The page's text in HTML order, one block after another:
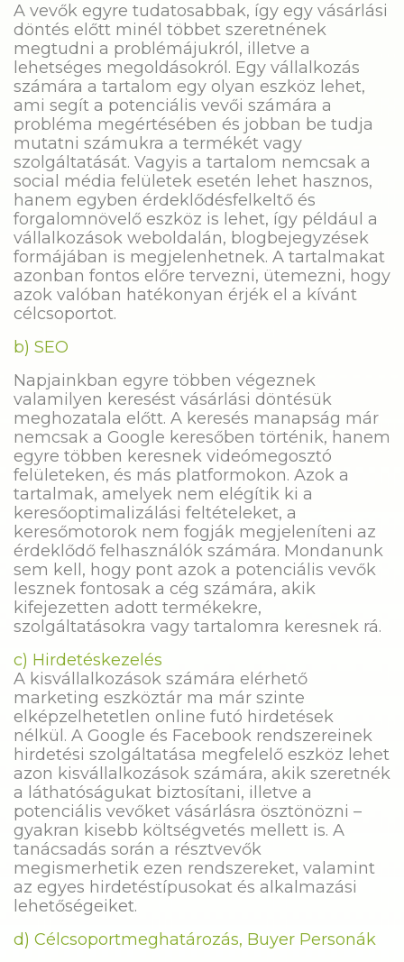
A vevők egyre tudatosabbak, így egy vásárlási
döntés előtt minél többet szeretnének
megtudni a problémájukról, illetve a
lehetséges megoldásokról. Egy vállalkozás
számára a tartalom egy olyan eszköz lehet,
ami segít a potenciális vevői számára a
probléma megértésében és jobban be tudja
mutatni számukra a termékét vagy
szolgáltatását. Vagyis a tartalom nemcsak a
social média felületek esetén lehet hasznos,
hanem egyben érdeklődésfelkeltő és
forgalomnövelő eszköz is lehet, így például a
vállalkozások weboldalán, blogbejegyzések
formájában is megjelenhetnek. A tartalmakat
azonban fontos előre tervezni, ütemezni, hogy
azok valóban hatékonyan érjék el a kívánt
célcsoportot.
b) SEO
Napjainkban egyre többen végeznek
valamilyen keresést vásárlási döntésük
meghozatala előtt. A keresés manapság már
nemcsak a Google keresőben történik, hanem
egyre többen keresnek videómegosztó
felületeken, és más platformokon. Azok a
tartalmak, amelyek nem elégítik ki a
keresőoptimalizálási feltételeket, a
keresőmotorok nem fogják megjeleníteni az
érdeklődő felhasználók számára. Mondanunk
sem kell, hogy pont azok a potenciális vevők
lesznek fontosak a cég számára, akik
kifejezetten adott termékekre,
szolgáltatásokra vagy tartalomra keresnek rá.
c) Hirdetéskezelés
A kisvállalkozások számára elérhető
marketing eszköztár ma már szinte
elképzelhetetlen online futó hirdetések
nélkül. A Google és Facebook rendszereinek
hirdetési szolgáltatása megfelelő eszköz lehet
azon kisvállalkozások számára, akik szeretnék
a láthatóságukat biztosítani, illetve a
potenciális vevőket vásárlásra ösztönözni –
gyakran kisebb költségvetés mellett is. A
tanácsadás során a résztvevők
megismerhetik ezen rendszereket, valamint
az egyes hirdetéstípusokat és alkalmazási
lehetőségeiket.
d) Célcsoportmeghatározás, Buyer Personák